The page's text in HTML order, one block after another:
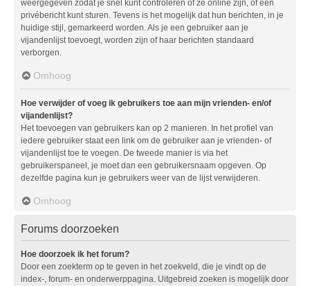
weergegeven zodat je snel kunt controleren of ze online zijn, of een
privébericht kunt sturen. Tevens is het mogelijk dat hun berichten, in je
huidige stijl, gemarkeerd worden. Als je een gebruiker aan je
vijandenlijst toevoegt, worden zijn of haar berichten standaard
verborgen.
Omhoog
Hoe verwijder of voeg ik gebruikers toe aan mijn vrienden- en/of
vijandenlijst?
Het toevoegen van gebruikers kan op 2 manieren. In het profiel van
iedere gebruiker staat een link om de gebruiker aan je vrienden- of
vijandenlijst toe te voegen. De tweede manier is via het
gebruikerspaneel, je moet dan een gebruikersnaam opgeven. Op
dezelfde pagina kun je gebruikers weer van de lijst verwijderen.
Omhoog
Forums doorzoeken
Hoe doorzoek ik het forum?
Door een zoekterm op te geven in het zoekveld, die je vindt op de
index-, forum- en onderwerppagina. Uitgebreid zoeken is mogelijk door